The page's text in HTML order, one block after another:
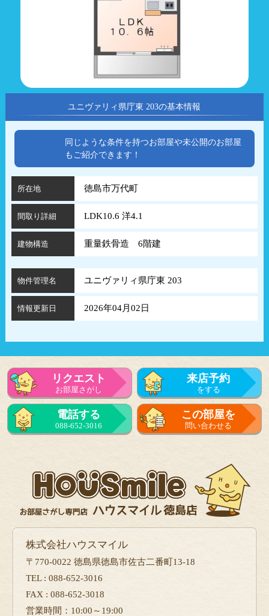
ユニヴァリィ県庁東 203の基本情報
同じような条件を持つお部屋や未公開のお部屋
もご紹介できます！
所在地 徳島市万代町
間取り詳細 LDK10.6 洋4.1
建物構造 重量鉄骨造 6階建
物件管理名 ユニヴァリィ県庁東 203
情報更新日 2026年04月02日
リクエスト
お部屋さがし
来店予約
をする
電話する
088-652-3016
この部屋を
問い合わせる
株式会社ハウスマイル
〒770-0022 徳島県徳島市佐古二番町13-18
TEL : 088-652-3016
FAX : 088-652-3018
営業時間：10:00～19:00